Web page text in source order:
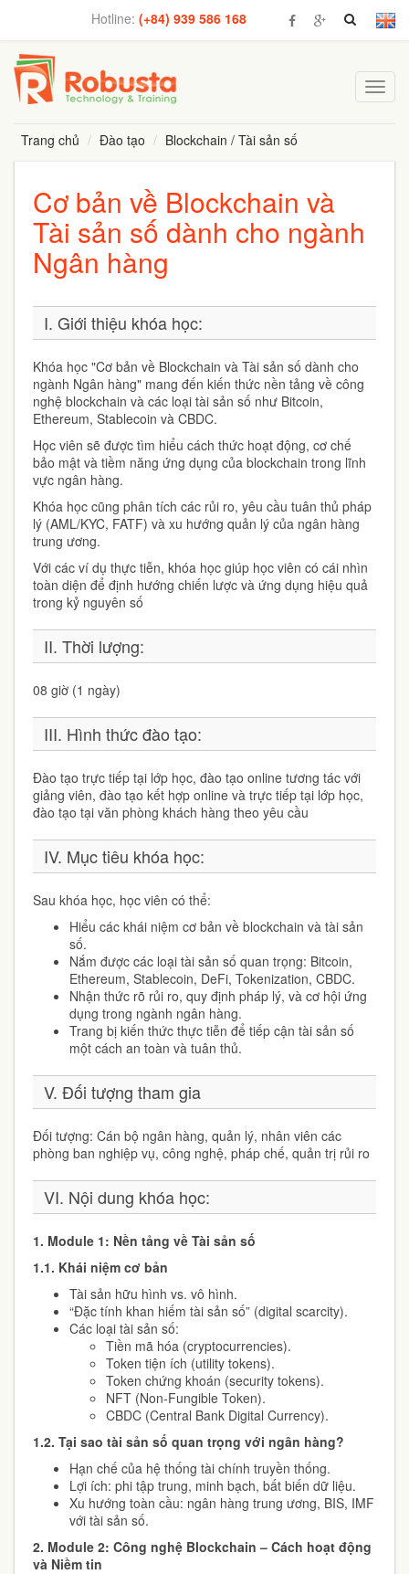
Hotline: (+84) 939 586 168
Trang chủ
Đào tạo Blockchain / Tài sản số
Cơ bản về Blockchain và
Tài sản số dành cho ngành
Ngân hàng
I. Giới thiệu khóa học:
Khóa học "Cơ bản về Blockchain và Tài sản số dành cho
ngành Ngân hàng" mang đến kiến thức nền tảng về công
nghệ blockchain và các loại tài sản số như Bitcoin,
Ethereum, Stablecoin và CBDC.
Học viên sẽ được tìm hiểu cách thức hoạt động, cơ chế
bảo mật và tiềm năng ứng dụng của blockchain trong lĩnh
vực ngân hàng.
Khóa học cũng phân tích các rủi ro, yêu cầu tuân thủ pháp
lý (AML/KYC, FATF) và xu hướng quản lý của ngân hàng
trung ương.
Với các ví dụ thực tiễn, khóa học giúp học viên có cái nhìn
toàn diện để định hướng chiến lược và ứng dụng hiệu quả
trong kỷ nguyên số
II. Thời lượng:
08 giờ (1 ngày)
III. Hình thức đào tạo:
Đào tạo trực tiếp tại lớp học, đào tạo online tương tác với
giảng viên, đào tạo kết hợp online và trực tiếp tại lớp học,
đào tạo tại văn phòng khách hàng theo yêu cầu
IV. Mục tiêu khóa học:
Sau khóa học, học viên có thể:
Hiểu các khái niệm cơ bản về blockchain và tài sản
số.
Nắm được các loại tài sản số quan trọng: Bitcoin,
Ethereum, Stablecoin, DeFi, Tokenization, CBDC.
Nhận thức rõ rủi ro, quy định pháp lý, và cơ hội ứng
dụng trong ngành ngân hàng.
Trang bị kiến thức thực tiễn để tiếp cận tài sản số
một cách an toàn và tuân thủ.
V. Đối tượng tham gia
Đối tượng: Cán bộ ngân hàng, quản lý, nhân viên các
phòng ban nghiệp vụ, công nghệ, pháp chế, quản trị rủi ro
VI. Nội dung khóa học:
1. Module 1: Nền tảng về Tài sản số
1.1. Khái niệm cơ bản
Tài sản hữu hình vs. vô hình.
“Đặc tính khan hiếm tài sản số” (digital scarcity).
Các loại tài sản số:
Tiền mã hóa (cryptocurrencies).
Token tiện ích (utility tokens).
Token chứng khoán (security tokens).
NFT (Non-Fungible Token).
CBDC (Central Bank Digital Currency).
1.2. Tại sao tài sản số quan trọng với ngân hàng?
Hạn chế của hệ thống tài chính truyền thống.
Lợi ích: phi tập trung, minh bạch, bất biến dữ liệu.
Xu hướng toàn cầu: ngân hàng trung ương, BIS, IMF
với tài sản số.
2. Module 2: Công nghệ Blockchain – Cách hoạt động
và Niềm tin